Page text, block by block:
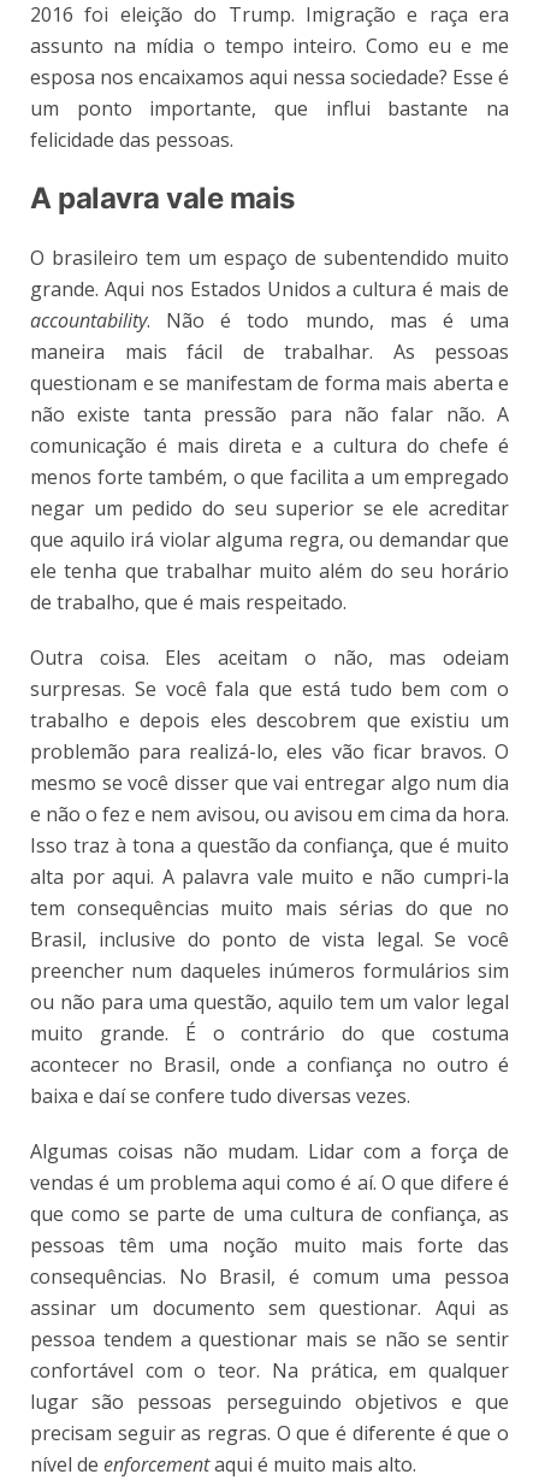
2016 foi eleição do Trump. Imigração e raça era
assunto na mídia o tempo inteiro. Como eu e me
esposa nos encaixamos aqui nessa sociedade? Esse é
um ponto importante, que influi bastante na
felicidade das pessoas.
A palavra vale mais
O brasileiro tem um espaço de subentendido muito
grande. Aqui nos Estados Unidos a cultura é mais de
accountability. Não é todo mundo, mas é uma
maneira mais fácil de trabalhar. As pessoas
questionam e se manifestam de forma mais aberta e
não existe tanta pressão para não falar não. A
comunicação é mais direta e a cultura do chefe é
menos forte também, o que facilita a um empregado
negar um pedido do seu superior se ele acreditar
que aquilo irá violar alguma regra, ou demandar que
ele tenha que trabalhar muito além do seu horário
de trabalho, que é mais respeitado.
Outra coisa. Eles aceitam o não, mas odeiam
surpresas. Se você fala que está tudo bem com o
trabalho e depois eles descobrem que existiu um
problemão para realizá-lo, eles vão ficar bravos. O
mesmo se você disser que vai entregar algo num dia
e não o fez e nem avisou, ou avisou em cima da hora.
Isso traz à tona a questão da confiança, que é muito
alta por aqui. A palavra vale muito e não cumpri-la
tem consequências muito mais sérias do que no
Brasil, inclusive do ponto de vista legal. Se você
preencher num daqueles inúmeros formulários sim
ou não para uma questão, aquilo tem um valor legal
muito grande. É o contrário do que costuma
acontecer no Brasil, onde a confiança no outro é
baixa e daí se confere tudo diversas vezes.
Algumas coisas não mudam. Lidar com a força de
vendas é um problema aqui como é aí. O que difere é
que como se parte de uma cultura de confiança, as
pessoas têm uma noção muito mais forte das
consequências. No Brasil, é comum uma pessoa
assinar um documento sem questionar. Aqui as
pessoa tendem a questionar mais se não se sentir
confortável com o teor. Na prática, em qualquer
lugar são pessoas perseguindo objetivos e que
precisam seguir as regras. O que é diferente é que o
nível de enforcementaqui é muito mais alto.